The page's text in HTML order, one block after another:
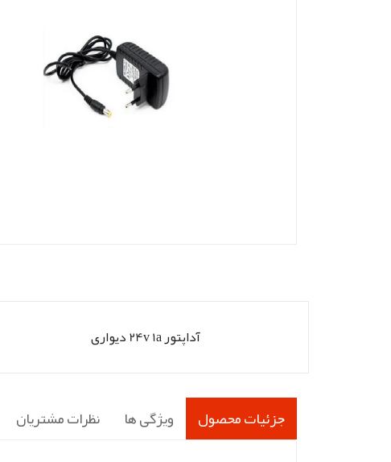
آداپتور 24v 1a دیواری
جزئیات محصول ویژگی ها نظرات مشتریان